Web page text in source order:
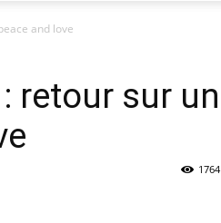
and love
retour sur un
1764